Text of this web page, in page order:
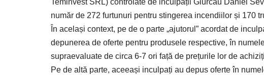
Teminvest SRL) controlate de inculpații Giurcău Daniel
număr de 272 furtunuri pentru stingerea incendiilor și 170
În același context, pe de o parte „ajutorul” acordat de
depunerea de oferte pentru produsele respective, în
supraevaluate de circa 6-7 ori față de prețurile lor de
Pe de altă parte, aceeași inculpați au depus oferte în